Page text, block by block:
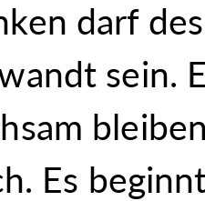
darf
sein.
Es